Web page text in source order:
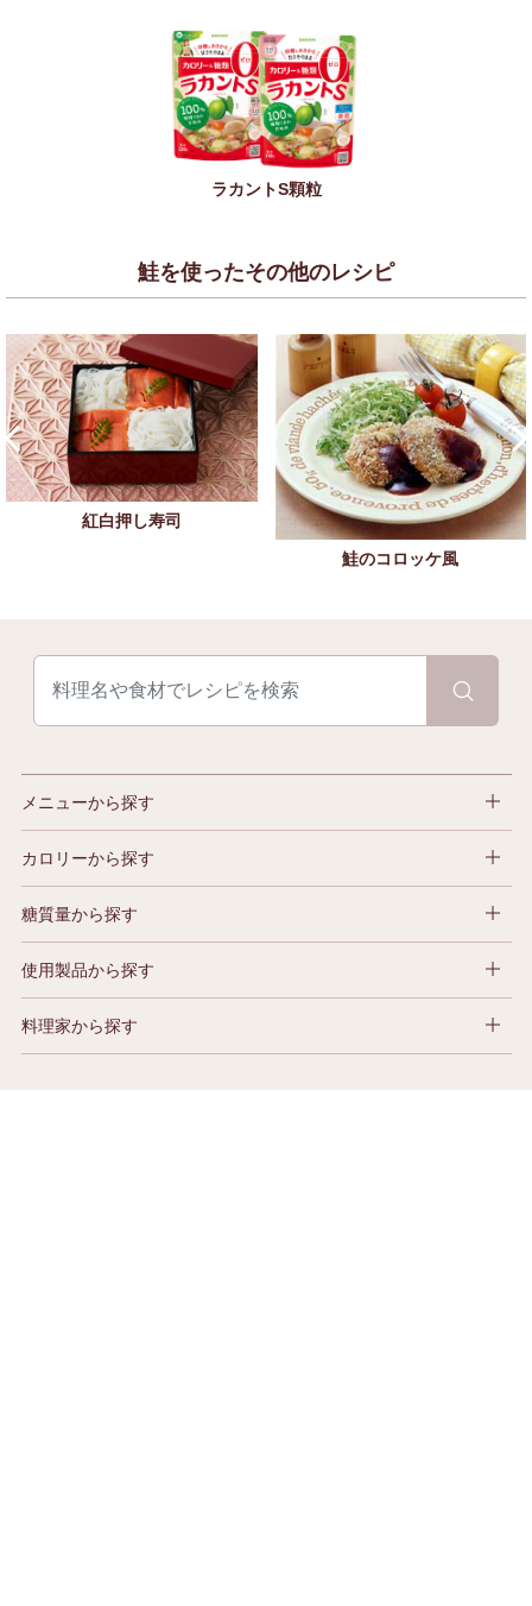
ラカントS顆粒
鮭を使ったその他のレシピ
紅白押し寿司
鮭のコロッケ風
メニューから探す
カロリーから探す
糖質量から探す
使用製品から探す
料理家から探す